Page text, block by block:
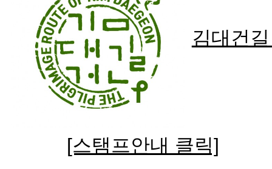
김대건
[스탬프안내 클릭]